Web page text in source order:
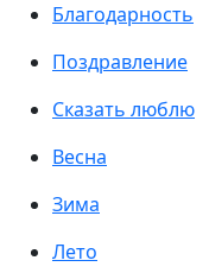
Благодарность
Поздравление
Сказать люблю
Весна
Зима
Лето